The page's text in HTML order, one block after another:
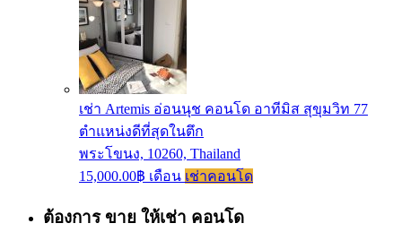
เช่า Artemis อ่อนนุช คอนโด อาทีมิส สุขุมวิท 77
ตำแหน่งดีที่สุดในตึก
พระโขนง, 10260, Thailand
15,000.00฿ เดือน เช่าคอนโด
ต้องการ ขาย ให้เช่า คอนโด